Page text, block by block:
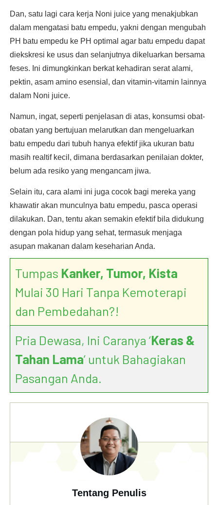
Dan, satu lagi cara kerja Noni juice yang menakjubkan
dalam mengatasi batu empedu, yakni dengan mengubah
PH batu empedu ke PH optimal agar batu empedu dapat
diekskresi ke usus dan selanjutnya dikeluarkan bersama
feses. Ini dimungkinkan berkat kehadiran serat alami,
pektin, asam amino esensial, dan vitamin-vitamin lainnya
dalam Noni juice.
Namun, ingat, seperti penjelasan di atas, konsumsi obat-
obatan yang bertujuan melarutkan dan mengeluarkan
batu empedu dari tubuh hanya efektif jika ukuran batu
masih realtif kecil, dimana berdasarkan penilaian dokter,
belum ada resiko yang mengancam jiwa.
Selain itu, cara alami ini juga cocok bagi mereka yang
khawatir akan munculnya batu empedu, pasca operasi
dilakukan. Dan, tentu akan semakin efektif bila didukung
dengan pola hidup yang sehat, termasuk menjaga
asupan makanan dalam keseharian Anda.
Tumpas Kanker, Tumor, Kista
Mulai 30 Hari Tanpa Kemoterapi
dan Pembedahan?!
Pria Dewasa, Ini Caranya ‘Keras &
Tahan Lama’ untuk Bahagiakan
Pasangan Anda.
Tentang Penulis